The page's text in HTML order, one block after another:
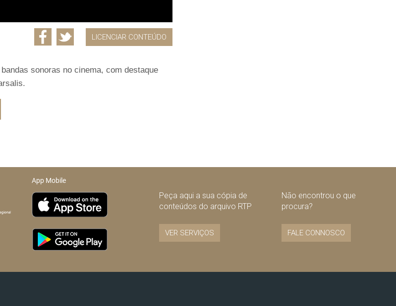
LICENCIAR CONTEÚDO
sonoras no cinema, com destaque
App Mobile
Peça aqui a sua cópia de
conteúdos do arquivo RTP
VER SERVIÇOS
Não encontrou o que
procura?
FALE CONNOSCO